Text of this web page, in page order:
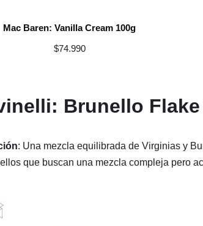
Mac Baren: Vanilla Cream 100g
$74.990
Brunello Flake
: Una mezcla equilibrada de Virginias y
que buscan una mezcla compleja pero